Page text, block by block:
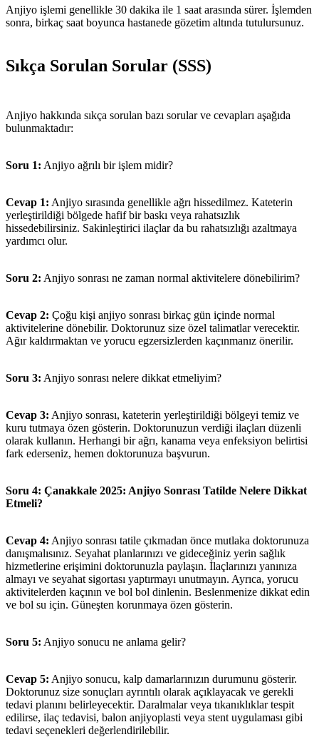
Anjiyo işlemi genellikle 30 dakika ile 1 saat arasında sürer. İşlemden
sonra, birkaç saat boyunca hastanede gözetim altında tutulursunuz.
Sıkça Sorulan Sorular (SSS)
Anjiyo hakkında sıkça sorulan bazı sorular ve cevapları aşağıda
bulunmaktadır:
Soru 1: Anjiyo ağrılı bir işlem midir?
Cevap 1: Anjiyo sırasında genellikle ağrı hissedilmez. Kateterin
yerleştirildiği bölgede hafif bir baskı veya rahatsızlık
hissedebilirsiniz. Sakinleştirici ilaçlar da bu rahatsızlığı azaltmaya
yardımcı olur.
Soru 2: Anjiyo sonrası ne zaman normal aktivitelere dönebilirim?
Cevap 2: Çoğu kişi anjiyo sonrası birkaç gün içinde normal
aktivitelerine dönebilir. Doktorunuz size özel talimatlar verecektir.
Ağır kaldırmaktan ve yorucu egzersizlerden kaçınmanız önerilir.
Soru 3: Anjiyo sonrası nelere dikkat etmeliyim?
Cevap 3: Anjiyo sonrası, kateterin yerleştirildiği bölgeyi temiz ve
kuru tutmaya özen gösterin. Doktorunuzun verdiği ilaçları düzenli
olarak kullanın. Herhangi bir ağrı, kanama veya enfeksiyon belirtisi
fark ederseniz, hemen doktorunuza başvurun.
Soru 4: Çanakkale 2025: Anjiyo Sonrası Tatilde Nelere Dikkat
Etmeli?
Cevap 4: Anjiyo sonrası tatile çıkmadan önce mutlaka doktorunuza
danışmalısınız. Seyahat planlarınızı ve gideceğiniz yerin sağlık
hizmetlerine erişimini doktorunuzla paylaşın. İlaçlarınızı yanınıza
almayı ve seyahat sigortası yaptırmayı unutmayın. Ayrıca, yorucu
aktivitelerden kaçının ve bol bol dinlenin. Beslenmenize dikkat edin
ve bol su için. Güneşten korunmaya özen gösterin.
Soru 5: Anjiyo sonucu ne anlama gelir?
Cevap 5: Anjiyo sonucu, kalp damarlarınızın durumunu gösterir.
Doktorunuz size sonuçları ayrıntılı olarak açıklayacak ve gerekli
tedavi planını belirleyecektir. Daralmalar veya tıkanıklıklar tespit
edilirse, ilaç tedavisi, balon anjiyoplasti veya stent uygulaması gibi
tedavi seçenekleri değerlendirilebilir.